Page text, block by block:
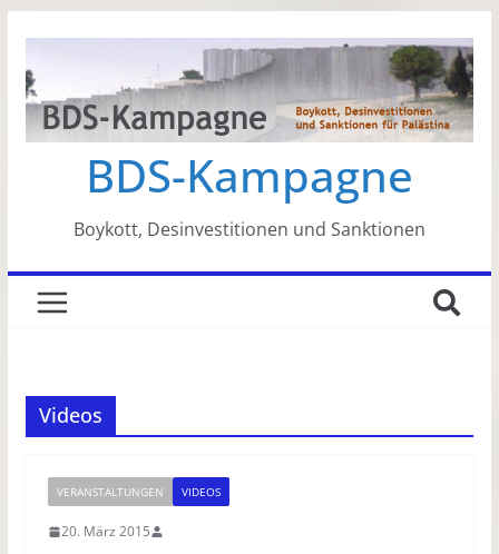
springen
BDS-Kampagne
Boykott, Desinvestitionen und Sanktionen
Videos
VERANSTALTUNGEN VIDEOS
20. März 2015